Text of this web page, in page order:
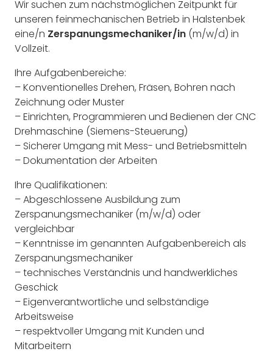
Wir suchen zum nächstmöglichen Zeitpunkt für
unseren feinmechanischen Betrieb in Halstenbek
eine/n Zerspanungsmechaniker/in (m/w/d) in
Vollzeit.
Ihre Aufgabenbereiche:
– Konventionelles Drehen, Fräsen, Bohren nach
Zeichnung oder Muster
– Einrichten, Programmieren und Bedienen der CNC
Drehmaschine (Siemens-Steuerung)
– Sicherer Umgang mit Mess- und Betriebsmitteln
– Dokumentation der Arbeiten
Ihre Qualifikationen:
– Abgeschlossene Ausbildung zum
Zerspanungsmechaniker (m/w/d) oder
vergleichbar
– Kenntnisse im genannten Aufgabenbereich als
Zerspanungsmechaniker
– technisches Verständnis und handwerkliches
Geschick
– Eigenverantwortliche und selbständige
Arbeitsweise
– respektvoller Umgang mit Kunden und
Mitarbeitern